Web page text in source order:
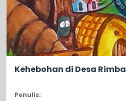
Kehebohan di Desa Rimba
Penulis: